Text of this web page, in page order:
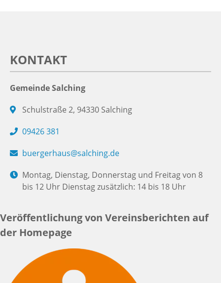
KONTAKT
Gemeinde Salching
Schulstraße 2, 94330 Salching
09426 381
buergerhaus@salching.de
Montag, Dienstag, Donnerstag und Freitag von 8
bis 12 Uhr Dienstag zusätzlich: 14 bis 18 Uhr
Veröffentlichung von Vereinsberichten auf
der Homepage